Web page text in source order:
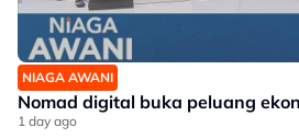
NIAGA AWANI
Nomad digital buka peluang
1 day ago